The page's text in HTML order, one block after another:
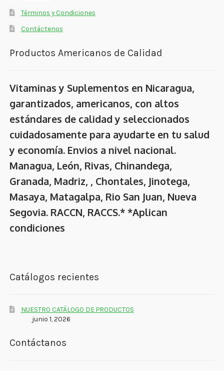
Términos y Condiciones
Contáctenos
Productos Americanos de Calidad
Vitaminas y Suplementos en Nicaragua,
garantizados, americanos, con altos
estándares de calidad y seleccionados
cuidadosamente para ayudarte en tu salud
y economía. Envios a nivel nacional.
Managua, León, Rivas, Chinandega,
Granada, Madriz, , Chontales, Jinotega,
Masaya, Matagalpa, Rio San Juan, Nueva
Segovia. RACCN, RACCS.* *Aplican
condiciones
Catálogos recientes
NUESTRO CATÁLOGO DE PRODUCTOS
junio 1, 2026
Contáctanos